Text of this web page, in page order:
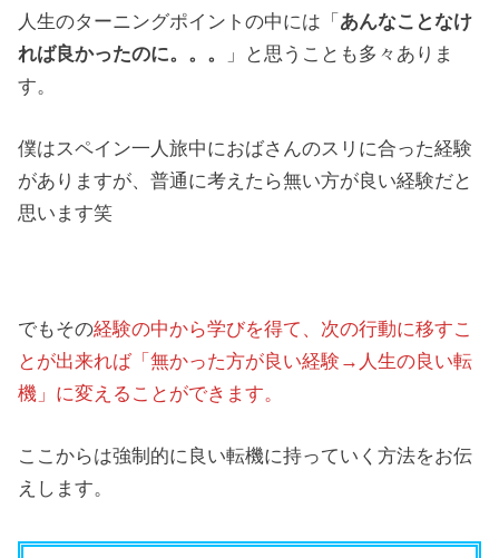
人生のターニングポイントの中には「 あんなことなけ
れば良かったのに。。。
」と思うことも多々ありま
す。
僕はスペイン一人旅中におばさんのスリに合った経験
がありますが、普通に考えたら無い方が良い経験だと
思います笑
でもその経験の中から学びを得て、次の行動に移すこ
とが出来れば「無かった方が良い経験→人生の良い転
機」に変えることができます。
ここからは強制的に良い転機に持っていく方法をお伝
えします。